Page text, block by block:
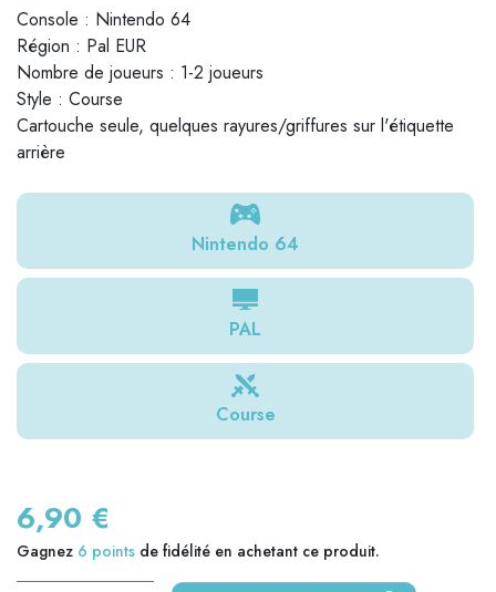
Console : Nintendo 64
Région : Pal EUR
Nombre de joueurs : 1-2 joueurs
Style : Course
Cartouche seule, quelques rayures/griffures sur l'étiquette
arrière
Nintendo 64
PAL
Course
6,90 €
Gagnez 6 points de fidélité en achetant ce produit.